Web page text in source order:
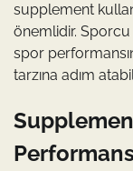
supplement
önemlidir.
spor
tarzına adım